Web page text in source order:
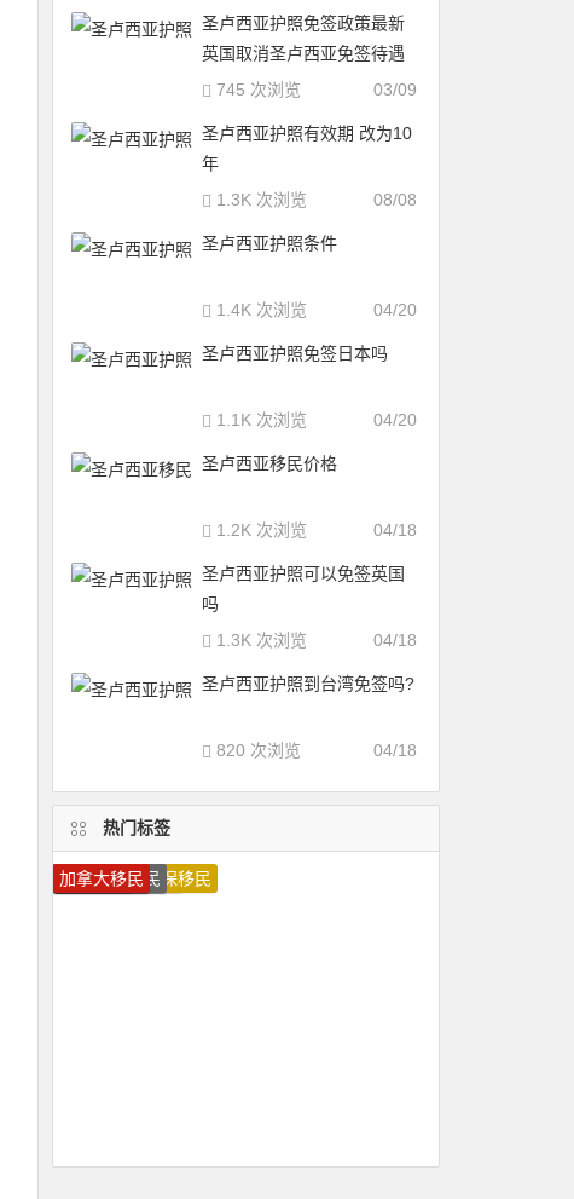
圣卢西亚护照免签政策最新
英国取消圣卢西亚免签待遇
03/09
745 次浏览
圣卢西亚护照有效期 改为10
年
08/08
1.3K 次浏览
圣卢西亚护照条件
04/20
1.4K 次浏览
圣卢西亚护照免签日本吗
04/20
1.1K 次浏览
圣卢西亚移民价格
04/18
1.2K 次浏览
圣卢西亚护照可以免签英国
吗
04/18
1.3K 次浏览
圣卢西亚护照到台湾免签吗?
04/18
820 次浏览
热门标签
瓦努阿图移民
圣卢西亚护照
圣基茨护照
马耳他移民
移民葡萄牙
瓦努阿图护照
圣卢西亚移民
加拿大技术移民
马耳他护照
圣基茨移民
葡萄牙投资移民
移民加拿大
移民希腊
加拿大雇主担保移民
多米尼克护照
葡萄牙移民
希腊投资移民
希腊移民
美国移民
加拿大移民